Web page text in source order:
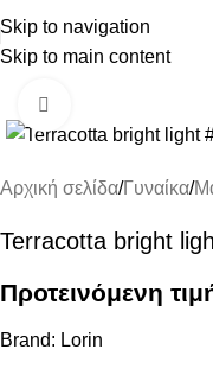
Skip to navigation
Skip to main content
ΔΩΡΕΑΝ
Αρχική σελίδα Γυναίκα
Terracotta bright
Προτεινόμενη
Brand: Lorin